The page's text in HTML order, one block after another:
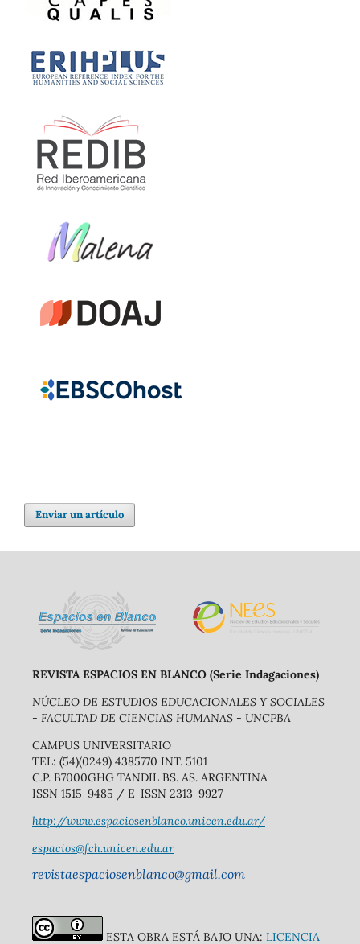
Enviar un artículo
REVISTA ESPACIOS EN BLANCO (Serie Indagaciones)
NÚCLEO DE ESTUDIOS EDUCACIONALES Y SOCIALES
- FACULTAD DE CIENCIAS HUMANAS - UNCPBA
CAMPUS UNIVERSITARIO
TEL: (54)(0249) 4385770 INT. 5101
C.P. B7000GHG TANDIL BS. AS. ARGENTINA
ISSN 1515-9485 / E-ISSN 2313-9927
http://www.espaciosenblanco.unicen.edu.ar/
espacios@fch.unicen.edu.ar
revistaespaciosenblanco@gmail.com
ESTA OBRA ESTÁ BAJO UNA: LICENCIA